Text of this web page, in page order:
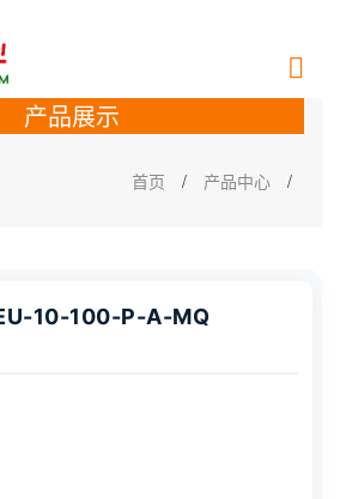
产品展示
首页 / 产品中心 /
10-100-P-A-MQ